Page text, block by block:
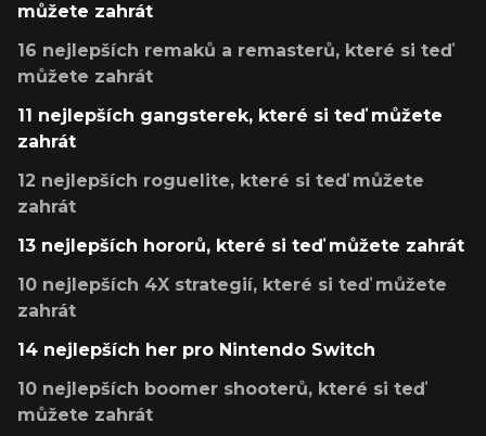
můžete zahrát
16 nejlepších remaků a remasterů, které si teď
můžete zahrát
11 nejlepších gangsterek, které si teď můžete
zahrát
12 nejlepších roguelite, které si teď můžete
zahrát
13 nejlepších hororů, které si teď můžete zahrát
10 nejlepších 4X strategií, které si teď můžete
zahrát
14 nejlepších her pro Nintendo Switch
10 nejlepších boomer shooterů, které si teď
můžete zahrát